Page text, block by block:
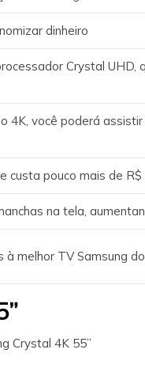
dinheiro
Crystal
4K, você poderá
custa pouco mais de R$
na tela,
à melhor TV Samsung